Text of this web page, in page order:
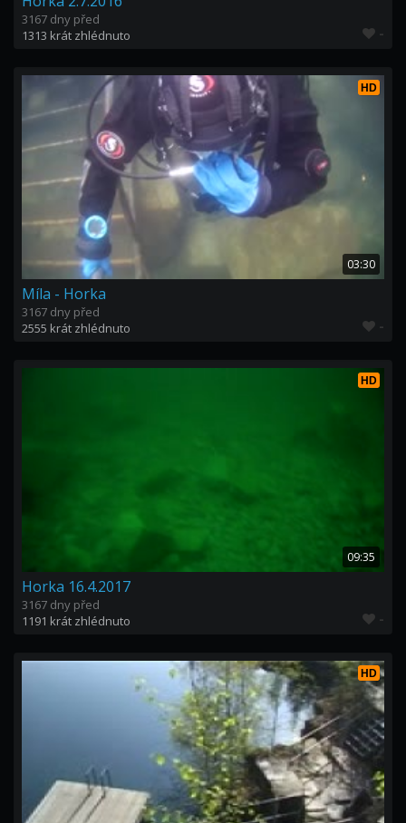
3167 dny před
1313 krát zhlédnuto
-
HD
03:30
Míla - Horka
3167 dny před
2555 krát zhlédnuto
-
HD
09:35
Horka 16.4.2017
3167 dny před
1191 krát zhlédnuto
-
HD